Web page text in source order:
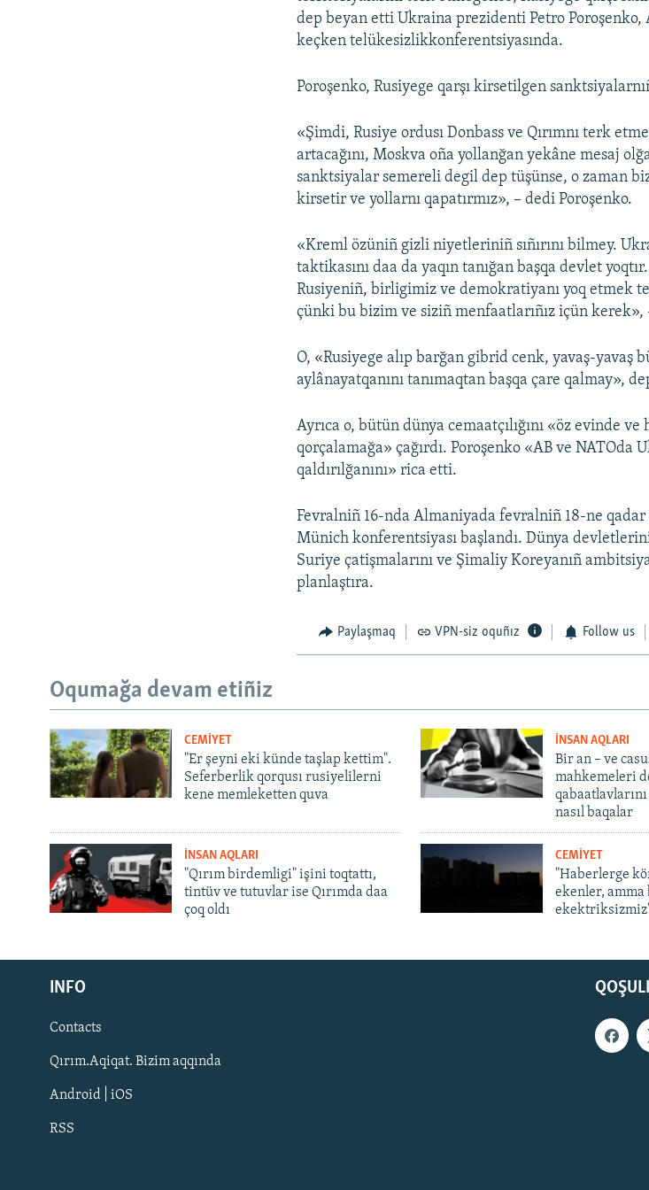
Русский
Українською
QOŞULIÑIZ!
dep beyan etti Ukraina prezidenti Petro
keçken telükesizlikkonferentsiyasında.
Poroşenko, Rusiyege qarşı kirsetilgen
«Şimdi, Rusiye ordusı Donbass ve Qırımnı terk
artacağını, Moskva oña yollanğan yekâne mesaj
sanktsiyalar semereli degil dep tüşünse, o zaman
kirsetir ve yollarnı qapatırmız», – dedi Poroşenko.
«Kreml özüniñ gizli niyetleriniñ sıñırını bilmey.
taktikasını daa da yaqın tanığan başqa devlet
Rusiyeniñ, birligimiz ve demokratiyanı yoq etmek
çünki bu bizim ve siziñ menfaatlarıñız içün kerek»,
O, «Rusiyege alıp barğan gibrid cenk, yavaş-yavaş
aylânayatqanını tanımaqtan başqa çare qalmay»,
Ayrıca o, bütün dünya cemaatçılığını «öz evinde
qorçalamağa» çağırdı. Poroşenko «AB ve NATOda
qaldırılğanını» rica etti.
Fevralniñ 16-nda Almaniyada fevralniñ 18-ne
Münich konferentsiyası başlandı. Dünya
Suriye çatişmalarını ve Şimaliy Koreyanıñ
planlaştıra.
Paylaşmaq VPN-siz oquñız Follow us
Oqumağa devam etiñiz
CEMİYET
"Er şeyni eki künde taşlap kettim".
Seferberlik qorqusı rusiyelilerni
kene memleketten quva
İNSAN AQLARI
Bir an – ve
mahkemeleri
nasıl baqalar
İNSAN AQLARI
"Qırım birdemligi" işini toqtattı,
tintüv ve tutuvlar ise Qırımda daa
çoq oldı
CEMİYET
"Haberlerge
ekenler,
INFO
Contacts
Qırım.Aqiqat. Bizim aqqında
Android | iOS
RSS